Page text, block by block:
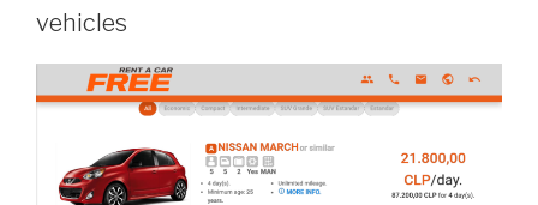
veículos”
vehicles